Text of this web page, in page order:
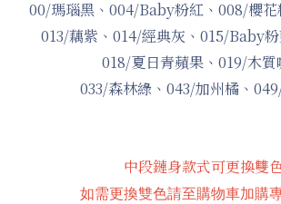
00/瑪瑙黑、004/Baby粉紅、008/櫻花
013/藕紫、014/經典灰、 015/Baby
018/夏日青蘋果、019/木質
033/森林綠、 043/加州橘 、
中段鏈身款式可更換雙
如需更換雙色請至購物車加購